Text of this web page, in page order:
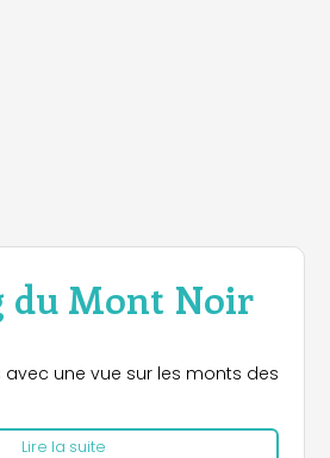
du Mont Noir
une vue sur les monts des
Lire la suite